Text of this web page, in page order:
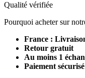
Qualité vérifiée
Pourquoi acheter sur
France :
Retour gratuit
Au moins 1
Paiement sécurisé